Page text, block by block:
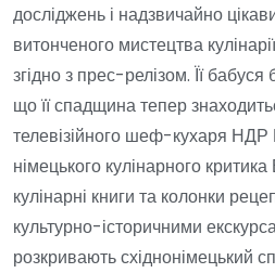
досліджень і надзвичайно
витонченого мистецтва
згідно з прес-релізом. Її бабуся
що її спадщина тепер
телевізійного шеф-кухаря
німецького кулінарного
кулінарні книги та колонки
культурно-історичними
розкривають східнонімецький